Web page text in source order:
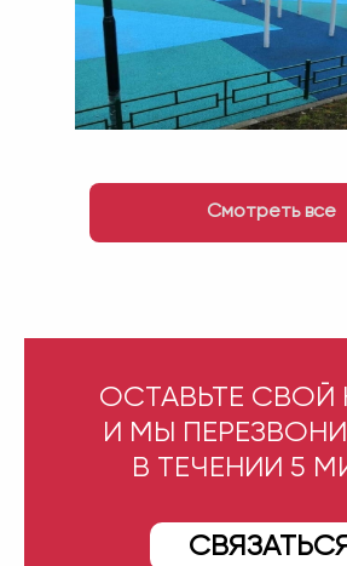
Смотреть все
ОСТАВЬТЕ СВОЙ
И МЫ
В ТЕЧЕНИИ 5
СВЯЗАТЬСЯ